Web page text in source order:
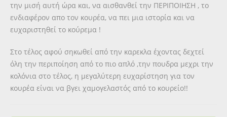
την μισή αυτή ώρα και, να αισθανθεί την ΠΕΡΙΠΟΙΗΣΗ , το
ενδιαφέρον απο τον κουρέα, να πει μια ιστορία και να
ευχαριστηθεί το κούρεμα !
Στο τέλος αφού σηκωθεί από την καρεκλα έχοντας δεχτεί
όλη την περιποίηση από το πιο απλό ,την πουδρα μεχρι την
κολόνια στο τέλος, η μεγαλύτερη ευχαρίστηση για τον
κουρέα είναι να βγει χαμογελαστός από το κουρείο!!